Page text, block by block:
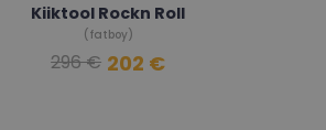
Kiiktool Rockn Roll
(fatboy)
296 € 202 €